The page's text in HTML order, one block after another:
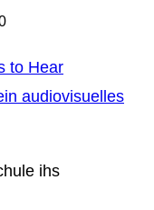
to Hear
audiovisuelles